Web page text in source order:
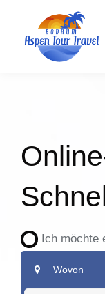
Ich möchte
Wovon